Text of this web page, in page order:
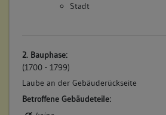
Stadt
2. Bauphase:
(1700 - 1799)
Laube an der Gebäuderückseite
Betroffene Gebäudeteile: